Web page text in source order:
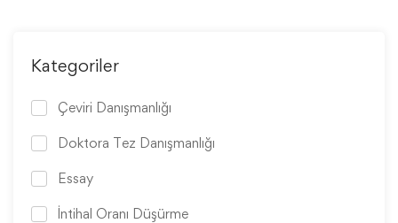
Kategoriler
Çeviri Danışmanlığı
Doktora Tez Danışmanlığı
Essay
İntihal Oranı Düşürme